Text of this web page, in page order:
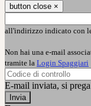
button close ×
all'indirizzo indicato con
Non hai una e-mail
tramite la Login Spaggiari
E-mail inviata, si